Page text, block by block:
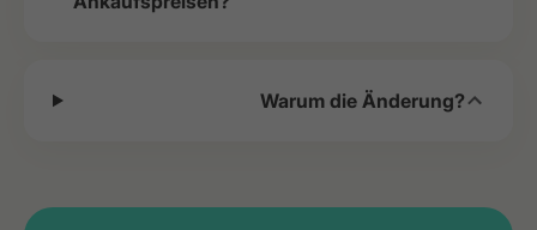
Warum die Änderung?